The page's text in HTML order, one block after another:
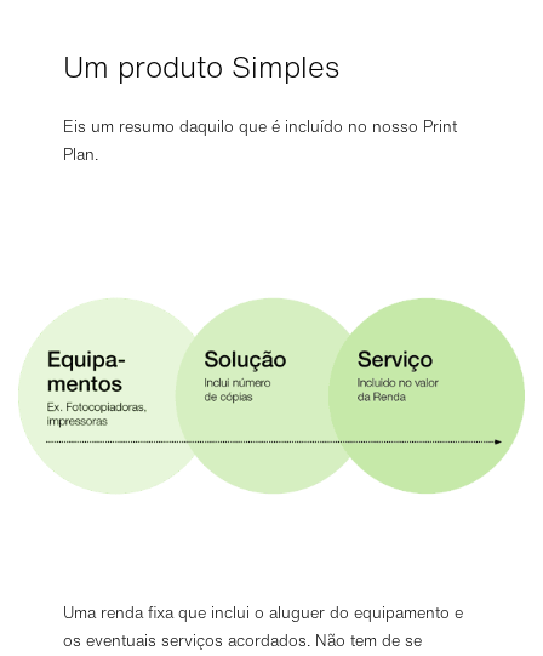
Um produto Simples
Eis um resumo daquilo que é incluído no nosso Print
Plan.
Uma renda fixa que inclui o aluguer do equipamento e
os eventuais serviços acordados. Não tem de se